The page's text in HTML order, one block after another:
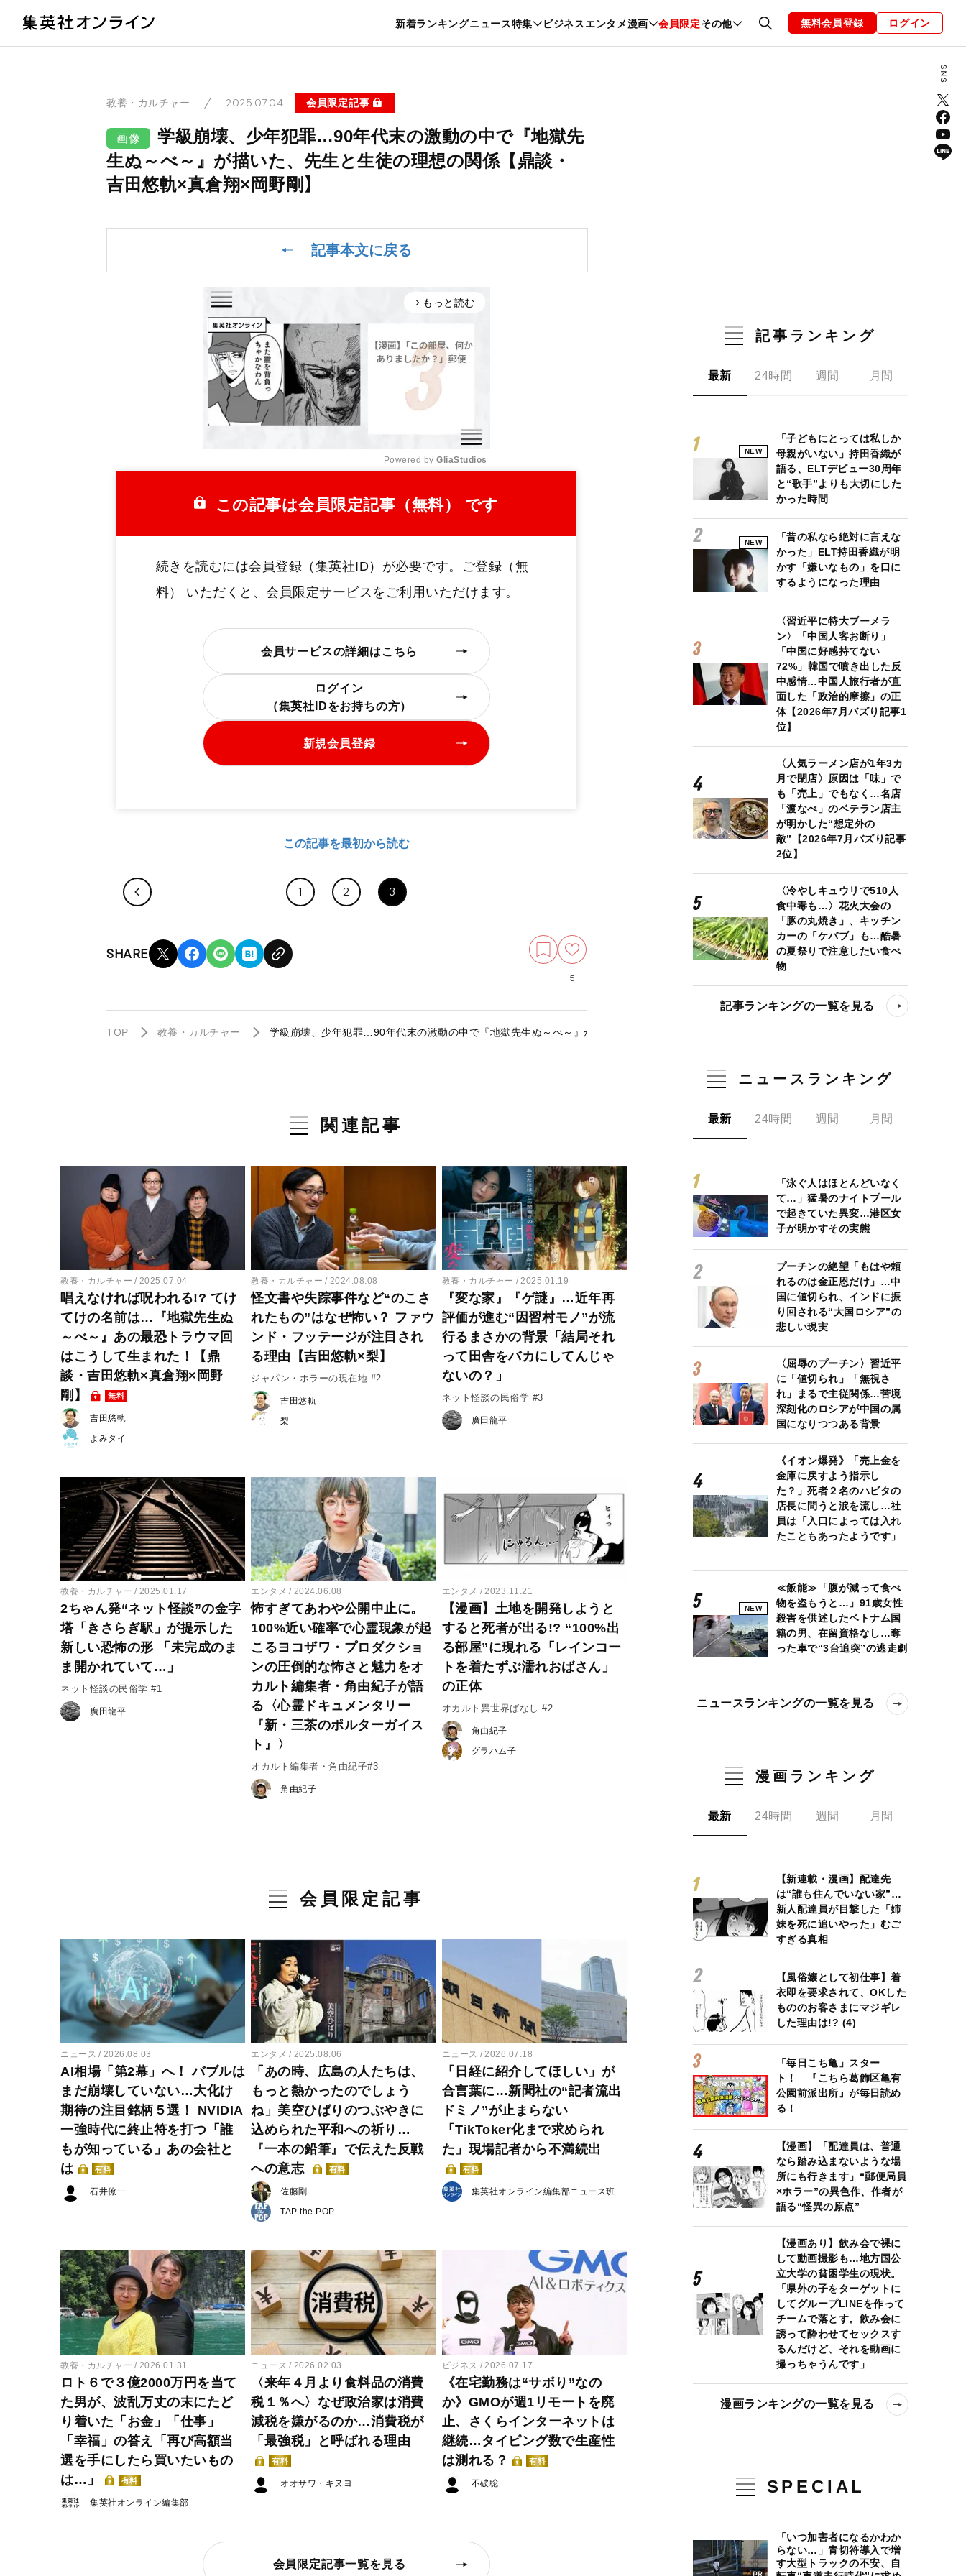
新着ランキングニュース特集 ビジネスエンタメ漫画 会員限定その他
暮らし スポーツ ヘルスケア 美容 グルメ ファッション 恋愛・結婚 編集部 お知らせ
無料会員登録 ログイン
教養・カルチャー 2025.07.04 会員限定記事
画像
学級崩壊、少年犯罪…90年代末の激動の中で『地獄先
生ぬ～べ～』が描いた、先生と生徒の理想の関係【鼎談・
吉田悠軌×真倉翔×岡野剛】
記事本文に戻る
arrow_forward_ios もっと読む
M
t
e
Powered by GliaStudios
この記事は会員限定記事（無料） です
続きを読むには会員登録（集英社ID）が必要です。ご登録（無
料） いただくと、会員限定サービスをご利用いただけます。
会員サービスの詳細はこちら
ログイン
（集英社IDをお持ちの方）
新規会員登録
この記事を最初から読む
1 2 3
SHARE
5
TOP 教養・カルチャー 学級崩壊、少年犯罪…90年代末の激動の中で『地獄先生ぬ～べ～』が描いた、先生と生徒の理想の関係【鼎談・吉田悠軌×真倉翔×岡野剛】
関連記事
教養・カルチャー 2025.07.04
唱えなければ呪われる!? てけ
てけの名前は…『地獄先生ぬ
～べ～』あの最恐トラウマ回
はこうして生まれた！【鼎
談・吉田悠軌×真倉翔×岡野
剛】
無料
吉田悠軌
よみタイ
教養・カルチャー 2024.08.08
怪文書や失踪事件など“のこさ
れたもの”はなぜ怖い？ ファウ
ンド・フッテージが注目され
る理由【吉田悠軌×梨】
ジャパン・ホラーの現在地 #2
吉田悠軌
梨
教養・カルチャー 2025.01.19
『変な家』『ゲ謎』…近年再
評価が進む“因習村モノ”が流
行るまさかの背景「結局それ
って田舎をバカにしてんじゃ
ないの？」
ネット怪談の民俗学 #3
廣田龍平
教養・カルチャー 2025.01.17
2ちゃん発“ネット怪談”の金字
塔「きさらぎ駅」が提示した
新しい恐怖の形 「未完成のま
ま開かれていて…」
ネット怪談の民俗学 #1
廣田龍平
エンタメ 2024.06.08
怖すぎてあわや公開中止に。
100%近い確率で心霊現象が起
こるヨコザワ・プロダクショ
ンの圧倒的な怖さと魅力をオ
カルト編集者・角由紀子が語
る〈心霊ドキュメンタリー
『新・三茶のポルターガイス
ト』〉
オカルト編集者・角由紀子#3
角由紀子
エンタメ 2023.11.21
【漫画】土地を開発しようと
すると死者が出る!? “100%出
る部屋”に現れる「レインコー
トを着たずぶ濡れおばさん」
の正体
オカルト異世界ばなし #2
角由紀子
グラハム子
会員限定記事
ニュース 2026.08.03
AI相場「第2幕」へ！ バブルは
まだ崩壊していない…大化け
期待の注目銘柄５選！ NVIDIA
一強時代に終止符を打つ「誰
もが知っている」あの会社と
は
有料
石井僚一
エンタメ 2025.08.06
「あの時、広島の人たちは、
もっと熱かったのでしょう
ね」美空ひばりのつぶやきに
込められた平和への祈り…
『一本の鉛筆』で伝えた反戦
への意志
有料
佐藤剛
TAP the POP
ニュース 2026.07.18
「日経に紹介してほしい」が
合言葉に…新聞社の“記者流出
ドミノ”が止まらない
「TikToker化まで求められ
た」現場記者から不満続出
有料
集英社オンライン編集部ニュース班
教養・カルチャー 2026.01.31
ロト６で３億2000万円を当て
た男が、波乱万丈の末にたど
り着いた「お金」「仕事」
「幸福」の答え「再び高額当
選を手にしたら買いたいもの
は…」
有料
集英社オンライン編集部
ニュース 2026.02.03
〈来年４月より食料品の消費
税１％へ〉なぜ政治家は消費
減税を嫌がるのか…消費税が
「最強税」と呼ばれる理由
有料
オオサワ・キヌヨ
ビジネス 2026.07.17
《在宅勤務は“サボり”なの
か》GMOが週1リモートを廃
止、さくらインターネットは
継続…タイピング数で生産性
は測れる？
有料
不破聡
会員限定記事一覧を見る
記事ランキング
最新 24時間 週間 月間
NEW
「子どもにとっては私しか
母親がいない」持田香織が
語る、ELTデビュー30周年
と“歌手”よりも大切にした
かった時間
NEW
「昔の私なら絶対に言えな
かった」ELT持田香織が明
かす「嫌いなもの」を口に
するようになった理由
〈習近平に特大ブーメラ
ン〉「中国人客お断り」
「中国に好感持てない
72%」韓国で噴き出した反
中感情…中国人旅行者が直
面した「政治的摩擦」の正
体【2026年7月バズり記事1
位】
〈人気ラーメン店が1年3カ
月で閉店〉原因は「味」で
も「売上」でもなく…名店
「渡なべ」のベテラン店主
が明かした“想定外の
敵”【2026年7月バズり記事
2位】
〈冷やしキュウリで510人
食中毒も…〉花火大会の
「豚の丸焼き」、キッチン
カーの「ケバブ」も…酷暑
の夏祭りで注意したい食べ
物
記事ランキングの一覧を見る
ニュースランキング
最新 24時間 週間 月間
「泳ぐ人はほとんどいなく
て…」猛暑のナイトプール
で起きていた異変…港区女
子が明かすその実態
プーチンの絶望「もはや頼
れるのは金正恩だけ」…中
国に値切られ、インドに振
り回される“大国ロシア”の
悲しい現実
〈屈辱のプーチン〉習近平
に「値切られ」「無視さ
れ」まるで主従関係…苦境
深刻化のロシアが中国の属
国になりつつある背景
《イオン爆発》「売上金を
金庫に戻すよう指示し
た？」死者２名のハビタの
店長に問うと涙を流し…社
員は「入口によっては入れ
たこともあったようです」
NEW
≪飯能≫「腹が減って食べ
物を盗もうと…」91歳女性
殺害を供述したベトナム国
籍の男、在留資格なし…奪
った車で“3台追突”の逃走劇
ニュースランキングの一覧を見る
漫画ランキング
最新 24時間 週間 月間
【新連載・漫画】配達先
は“誰も住んでいない家”…
新人配達員が目撃した「姉
妹を死に追いやった」むご
すぎる真相
【風俗嬢として初仕事】着
衣即を要求されて、OKした
もののお客さまにマジギレ
した理由は!? (4)
「毎日こち亀」スター
ト！ 『こちら葛飾区亀有
公園前派出所』が毎日読め
る！
【漫画】「配達員は、普通
なら踏み込まないような場
所にも行きます」“郵便局員
×ホラー”の異色作、作者が
語る“怪異の原点”
【漫画あり】飲み会で裸に
して動画撮影も…地方国公
立大学の貧困学生の現状。
「県外の子をターゲットに
してグループLINEを作って
チームで落とす。飲み会に
誘って酔わせてセックスす
るんだけど、それを動画に
撮っちゃうんです」
漫画ランキングの一覧を見る
SPECIAL
「いつ加害者になるかわか
らない…」青切符導入で増
す大型トラックの不安、自